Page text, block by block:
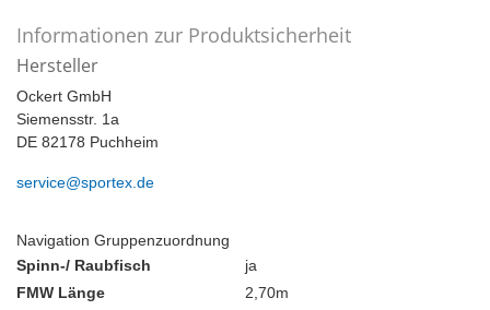
Informationen zur Produktsicherheit
Hersteller
Ockert GmbH
Siemensstr. 1a
DE 82178 Puchheim
service@sportex.de
Navigation Gruppenzuordnung
Spinn-/ Raubfisch
ja
FMW Länge
2,70m